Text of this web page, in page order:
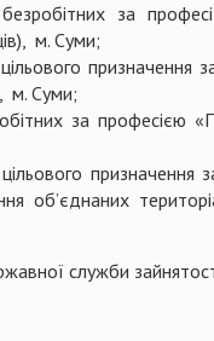
за
м. Суми;
м. Суми;
за професією
об’єднаних
служби